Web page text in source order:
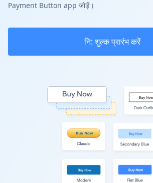
Payment Button app जोड़ें।
नि: शुल्क प्रारंभ करें